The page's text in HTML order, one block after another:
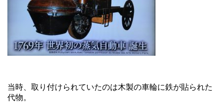
当時、取り付けられていたのは木製の車輪に鉄が貼られた
代物。